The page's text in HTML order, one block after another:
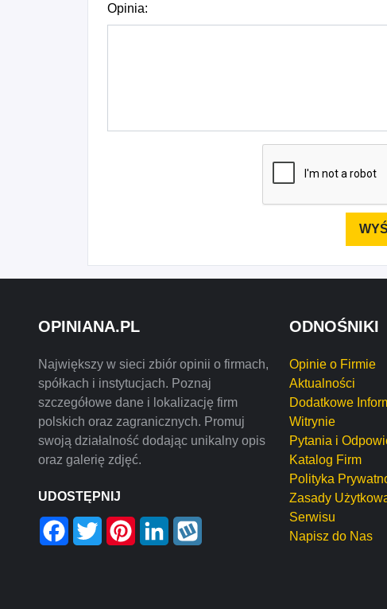
Opinia:
OPINIANA.PL
Największy w sieci zbiór opinii o firmach,
spółkach i instytucjach. Poznaj
szczegółowe dane i lokalizację firm
polskich oraz zagranicznych. Promuj
swoją działalność dodając unikalny opis
oraz galerię zdjęć.
UDOSTĘPNIJ
Facebook
Twitter PinterestLinkedIn
ODNOŚNIKI
Opinie o Firmie
Aktualności
Dodatkowe
Witrynie
Pytania i
Katalog Firm
Polityka
Zasady
Serwisu
Napisz do Nas